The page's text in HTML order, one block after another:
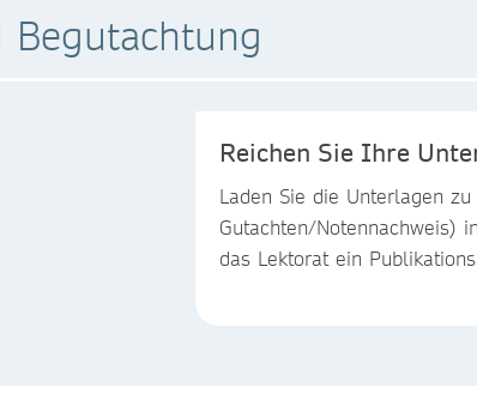
Begutachtung
Reichen Sie Ihre
Laden Sie die Unterlagen
Gutachten/Notennachweis)
das Lektorat ein